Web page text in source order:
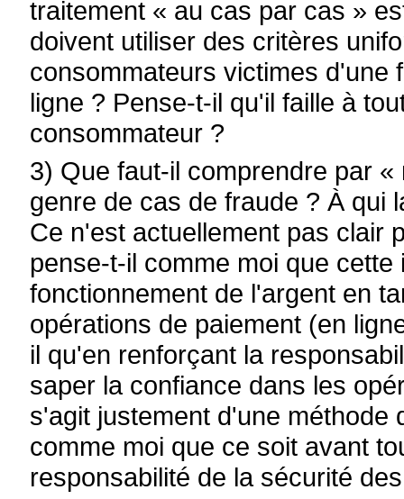
traitement « au cas par cas »
doivent utiliser des critères
consommateurs victimes d'une
ligne ? Pense-t-il qu'il faille à
consommateur ?
3) Que faut-il comprendre par
genre de cas de fraude ? À qui
Ce n'est actuellement pas clair
pense-t-il comme moi que
fonctionnement de l'argent en
opérations de paiement (en
il qu'en renforçant la
saper la confiance dans les
s'agit justement d'une méthode
comme moi que ce soit avant
responsabilité de la sécurité